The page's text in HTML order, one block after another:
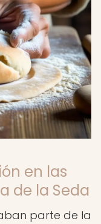
en las
de la Seda
parte de la